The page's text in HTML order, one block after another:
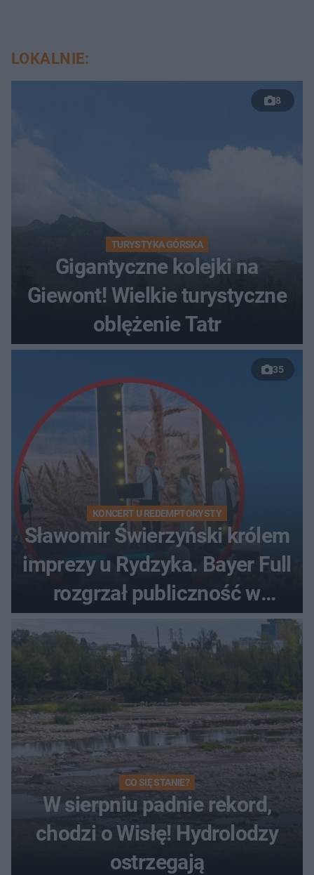
LOKALNIE:
8
TURYSTYKA GÓRSKA
Gigantyczne kolejki na
Giewont! Wielkie turystyczne
oblężenie Tatr
35
KONCERT U REDEMPTORYSTY
Sławomir Świerzyński królem
imprezy u Rydzyka. Bayer Full
rozgrzał publiczność w
Toruniu
CO SIĘ STANIE?
W sierpniu padnie rekord,
chodzi o Wisłę! Hydrolodzy
ostrzegają